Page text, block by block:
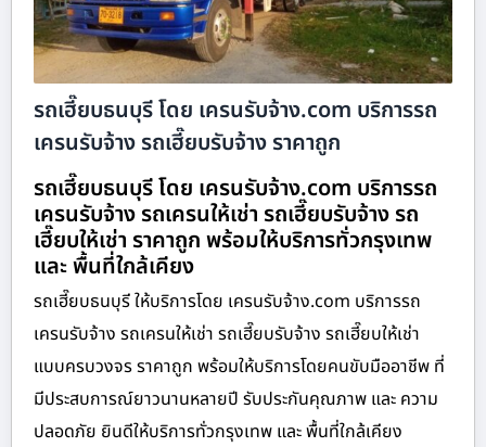
รถเฮี๊ยบธนบุรี โดย เครนรับจ้าง.com บริการรถ
เครนรับจ้าง รถเฮี๊ยบรับจ้าง ราคาถูก
รถเฮี๊ยบธนบุรี โดย เครนรับจ้าง.com บริการรถ
เครนรับจ้าง รถเครนให้เช่า รถเฮี๊ยบรับจ้าง รถ
เฮี๊ยบให้เช่า ราคาถูก พร้อมให้บริการทั่วกรุงเทพ
และ พื้นที่ใกล้เคียง
รถเฮี๊ยบธนบุรี ให้บริการโดย เครนรับจ้าง.com บริการรถ
เครนรับจ้าง รถเครนให้เช่า รถเฮี๊ยบรับจ้าง รถเฮี๊ยบให้เช่า
แบบครบวงจร ราคาถูก พร้อมให้บริการโดยคนขับมืออาชีพ ที่
มีประสบการณ์ยาวนานหลายปี รับประกันคุณภาพ และ ความ
ปลอดภัย ยินดีให้บริการทั่วกรุงเทพ และ พื้นที่ใกล้เคียง